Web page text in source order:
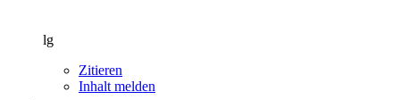
lg
Zitieren
Inhalt melden